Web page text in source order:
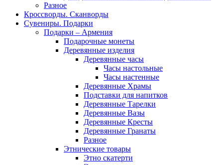
Разное
Кроссворды. Сканворды
Сувениры. Подарки
Подарки – Армения
Подарочные монеты
Деревянные изделия
Деревянные часы
Часы настольные
Часы настенные
Деревянные Храмы
Подставки для напитков
Деревянные Тарелки
Деревянные Вазы
Деревянные Кресты
Деревянные Гранаты
Разное
Этнические товары
Этно скатерти